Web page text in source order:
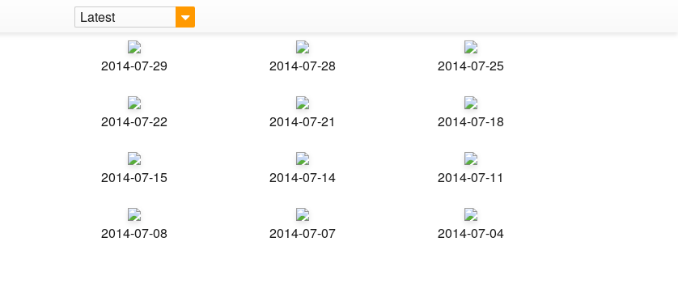
Latest
2014-07-29 2014-07-28 2014-07-25
2014-07-22 2014-07-21 2014-07-18
2014-07-15 2014-07-14 2014-07-11
2014-07-08 2014-07-07 2014-07-04